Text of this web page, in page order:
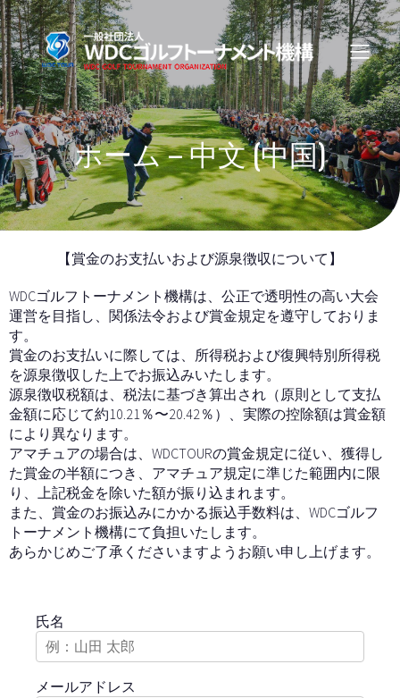
ホーム – 中文 (中国)
【賞金のお支払いおよび源泉徴収について】
WDCゴルフトーナメント機構は、公正で透明性の高い大会
運営を目指し、関係法令および賞金規定を遵守しておりま
す。
賞金のお支払いに際しては、所得税および復興特別所得税
を源泉徴収した上でお振込みいたします。
源泉徴収税額は、税法に基づき算出され（原則として支払
金額に応じて約10.21％〜20.42％）、実際の控除額は賞金額
により異なります。
アマチュアの場合は、WDCTOURの賞金規定に従い、獲得し
た賞金の半額につき、アマチュア規定に準じた範囲内に限
り、上記税金を除いた額が振り込まれます。
また、賞金のお振込みにかかる振込手数料は、WDCゴルフ
トーナメント機構にて負担いたします。
あらかじめご了承くださいますようお願い申し上げます。
氏名
メールアドレス